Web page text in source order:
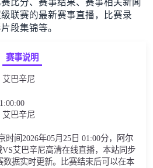
比分、赛事结果、赛事相关新闻
联赛的最新赛事直播，比赛录
段集锦等。
赛事说明
艾巴辛尼
艾巴辛尼
时间2026年05月25日 01:00分，阿尔
艾巴辛尼高清在线直播，本站同步
数据实时更新。比赛结束后可以在本